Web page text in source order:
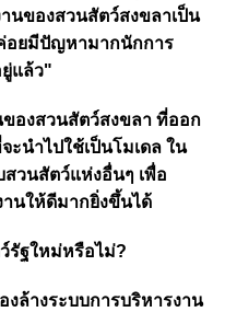
นของสวนสัตว์สงขลาเป็น
อยมีปัญหามากนักการ
แล้ว"
ของสวนสัตว์สงขลา ที่ออก
นำไปใช้เป็นโมเดล ใน
วนสัตว์แห่งอื่นๆ เพื่อ
นให้ดีมากยิ่งขึ้นได้
รัฐใหม่หรือไม่?
งล้างระบบการบริหารงาน